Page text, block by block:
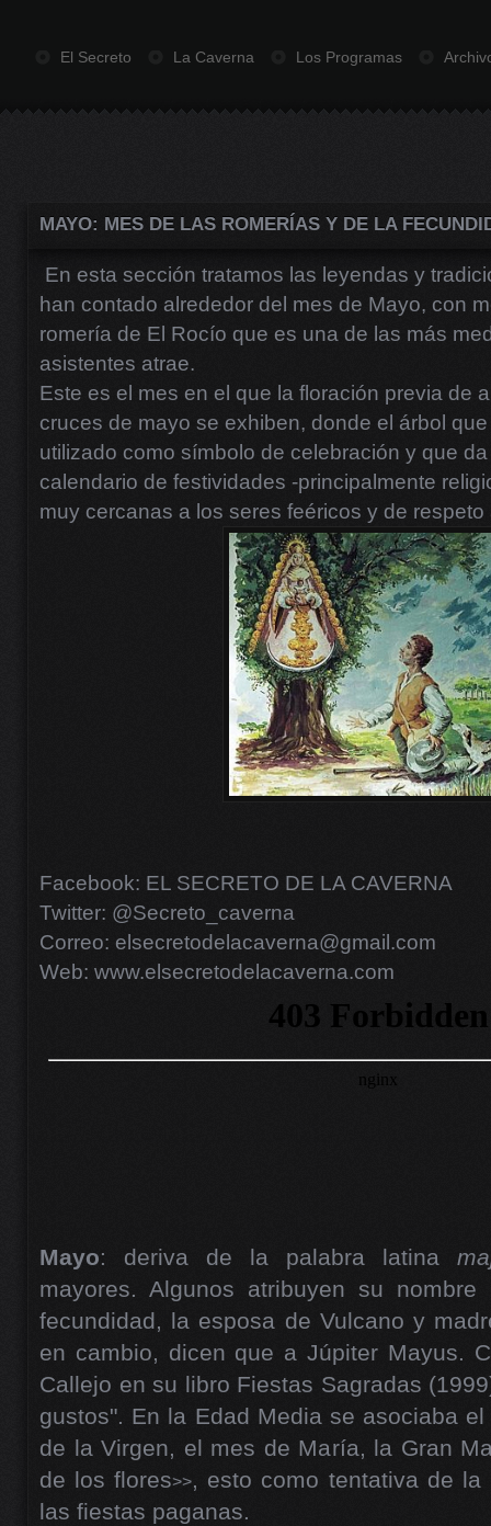
El Secreto La Caverna Los Programas
MAYO: MES DE LAS ROMERÍAS Y DE LA
En esta sección tratamos las leyendas y
han contado alrededor del mes de Mayo, con
romería de El Rocío que es una de las más
asistentes atrae.
Este es el mes en el que la floración previa de
cruces de mayo se exhiben, donde el árbol
utilizado como símbolo de celebración y que
calendario de festividades -principalmente
muy cercanas a los seres feéricos y de
Facebook: EL SECRETO DE LA CAVERNA
Twitter: @Secreto_caverna
Correo: elsecretodelacaverna@gmail.com
Web: www.elsecretodelacaverna.com
Mayo: deriva de la palabra latina
mayores. Algunos atribuyen su
fecundidad, la esposa de Vulcano y
en cambio, dicen que a Júpiter Mayus.
Callejo en su libro Fiestas Sagradas
gustos". En la Edad Media se asociaba
de la Virgen, el mes de María, la Gran
de los flores>>, esto como tentativa de la
las fiestas paganas.